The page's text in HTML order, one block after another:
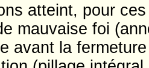
atteint, pour
mauvaise foi
avant la